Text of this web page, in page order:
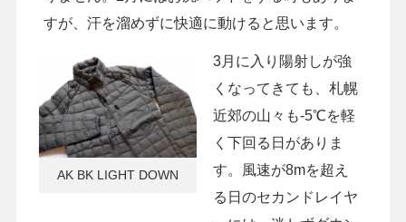
すが、汗を溜めずに快適に動けると思います。
AK BK LIGHT DOWN
3月に入り陽射しが強
くなってきても、札幌
近郊の山々も-5℃を軽
く下回る日がありま
す。風速が8mを超え
る日のセカンドレイヤ